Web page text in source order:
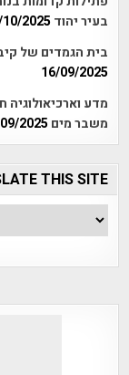
בעיר יהוד 2025
בית הגמדים של
16/09/2025
מדע
משבר מים 2025
THIS SITE!